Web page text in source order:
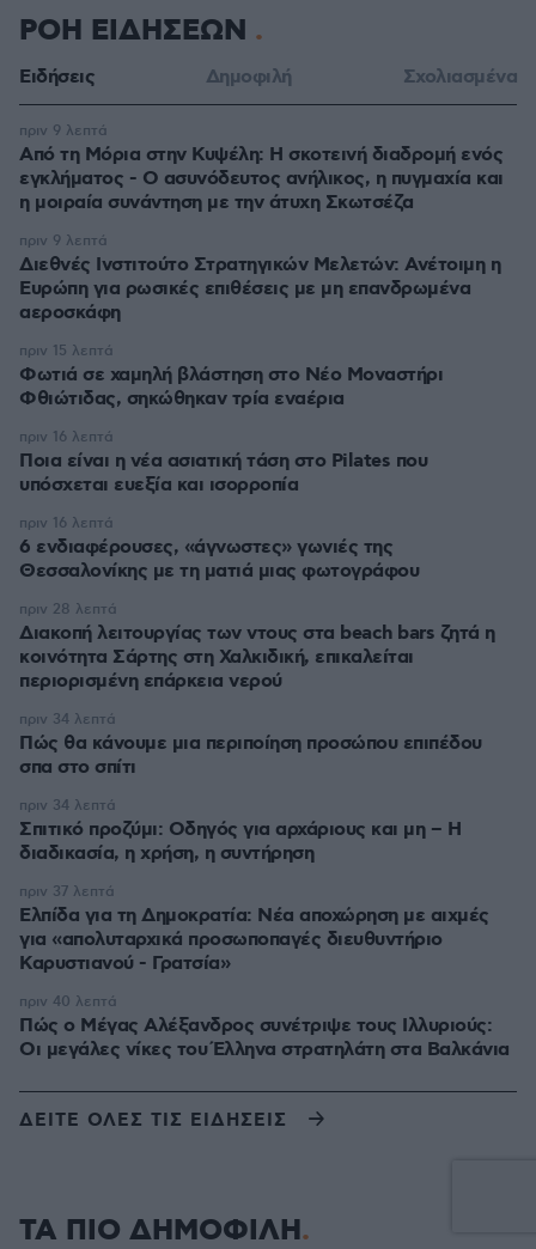
ΡΟΗ ΕΙΔΗΣΕΩΝ
Ειδήσεις Δημοφιλή Σχολιασμένα
Από τη Μόρια στην Κυψέλη: Η σκοτεινή διαδρομή ενός
εγκλήματος - Ο ασυνόδευτος ανήλικος, η πυγμαχία και
η μοιραία συνάντηση με την άτυχη Σκωτσέζα
πριν 9 λεπτά
Διεθνές Ινστιτούτο Στρατηγικών Μελετών: Ανέτοιμη η
Ευρώπη για ρωσικές επιθέσεις με μη επανδρωμένα
αεροσκάφη
πριν 9 λεπτά
Φωτιά σε χαμηλή βλάστηση στο Νέο Μοναστήρι
Φθιώτιδας, σηκώθηκαν τρία εναέρια
πριν 15 λεπτά
Ποια είναι η νέα ασιατική τάση στο Pilates που
υπόσχεται ευεξία και ισορροπία
πριν 16 λεπτά
6 ενδιαφέρουσες, «άγνωστες» γωνιές της
Θεσσαλονίκης με τη ματιά μιας φωτογράφου
πριν 16 λεπτά
Διακοπή λειτουργίας των ντους στα beach bars ζητά η
κοινότητα Σάρτης στη Χαλκιδική, επικαλείται
περιορισμένη επάρκεια νερού
πριν 28 λεπτά
Πώς θα κάνουμε μια περιποίηση προσώπου επιπέδου
σπα στο σπίτι
πριν 34 λεπτά
Σπιτικό προζύμι: Οδηγός για αρχάριους και μη – Η
διαδικασία, η χρήση, η συντήρηση
πριν 34 λεπτά
Ελπίδα για τη Δημοκρατία: Νέα αποχώρηση με αιχμές
για «απολυταρχικά προσωποπαγές διευθυντήριο
Καρυστιανού - Γρατσία»
πριν 37 λεπτά
Πώς ο Μέγας Αλέξανδρος συνέτριψε τους Ιλλυριούς:
Οι μεγάλες νίκες του Έλληνα στρατηλάτη στα Βαλκάνια
πριν 40 λεπτά
ΔΕΙΤΕ ΟΛΕΣ ΤΙΣ ΕΙΔΗΣΕΙΣ
ΤΑ ΠΙΟ ΔΗΜΟΦΙΛΗ